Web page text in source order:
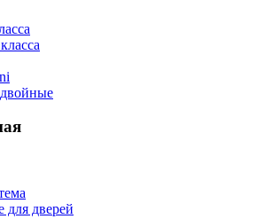
дверей